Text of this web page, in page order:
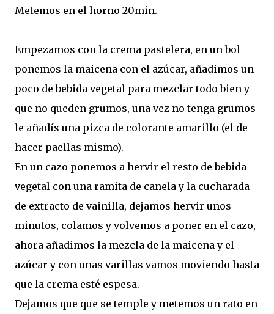
Metemos en el horno 20min.
Empezamos con la crema pastelera, en un bol
ponemos la maicena con el azúcar, añadimos un
poco de bebida vegetal para mezclar todo bien y
que no queden grumos, una vez no tenga grumos
le añadís una pizca de colorante amarillo (el de
hacer paellas mismo).
En un cazo ponemos a hervir el resto de bebida
vegetal con una ramita de canela y la cucharada
de extracto de vainilla, dejamos hervir unos
minutos, colamos y volvemos a poner en el cazo,
ahora añadimos la mezcla de la maicena y el
azúcar y con unas varillas vamos moviendo hasta
que la crema esté espesa.
Dejamos que que se temple y metemos un rato en